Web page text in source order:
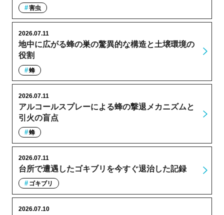
害虫
地中に広がる蜂の巣の驚異的な構造と土壌環境の
役割
2026.07.11
蜂
アルコールスプレーによる蜂の撃退メカニズムと
引火の盲点
2026.07.11
蜂
台所で遭遇したゴキブリを今すぐ退治した記録
2026.07.11
ゴキブリ
2026.07.10